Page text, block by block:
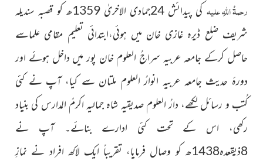
رحمۃُ اللہِ علیہ کی پیدائش 24جمادی الاخریٰ 1359ھ کو قصبہ
سندیلہ
شریف ضلع ڈیرہ غازی خان میں ہوئی،ابتدائی تعلیم مقامی علماسے
حاصل کرکے جامعہ عربیہ سراجُ العلوم خان پور میں داخل ہوئے اور
دورۂ حدیث جامعہ عربیہ انوارُ العلوم ملتان سے کیا، آپ نے کئی
کُتب و رسائل لکھے، دارُ العلوم صدیقیہ شاہ جمالیہ اکرمُ المدارس کی بنیاد
رکھی، اس کے تحت کئی ادارے
بنائے۔ آپ نے
8ذیقعدہ1438ھ کو وصال فرمایا، تقریباً ایک
لاکھ افراد نے نمازِ